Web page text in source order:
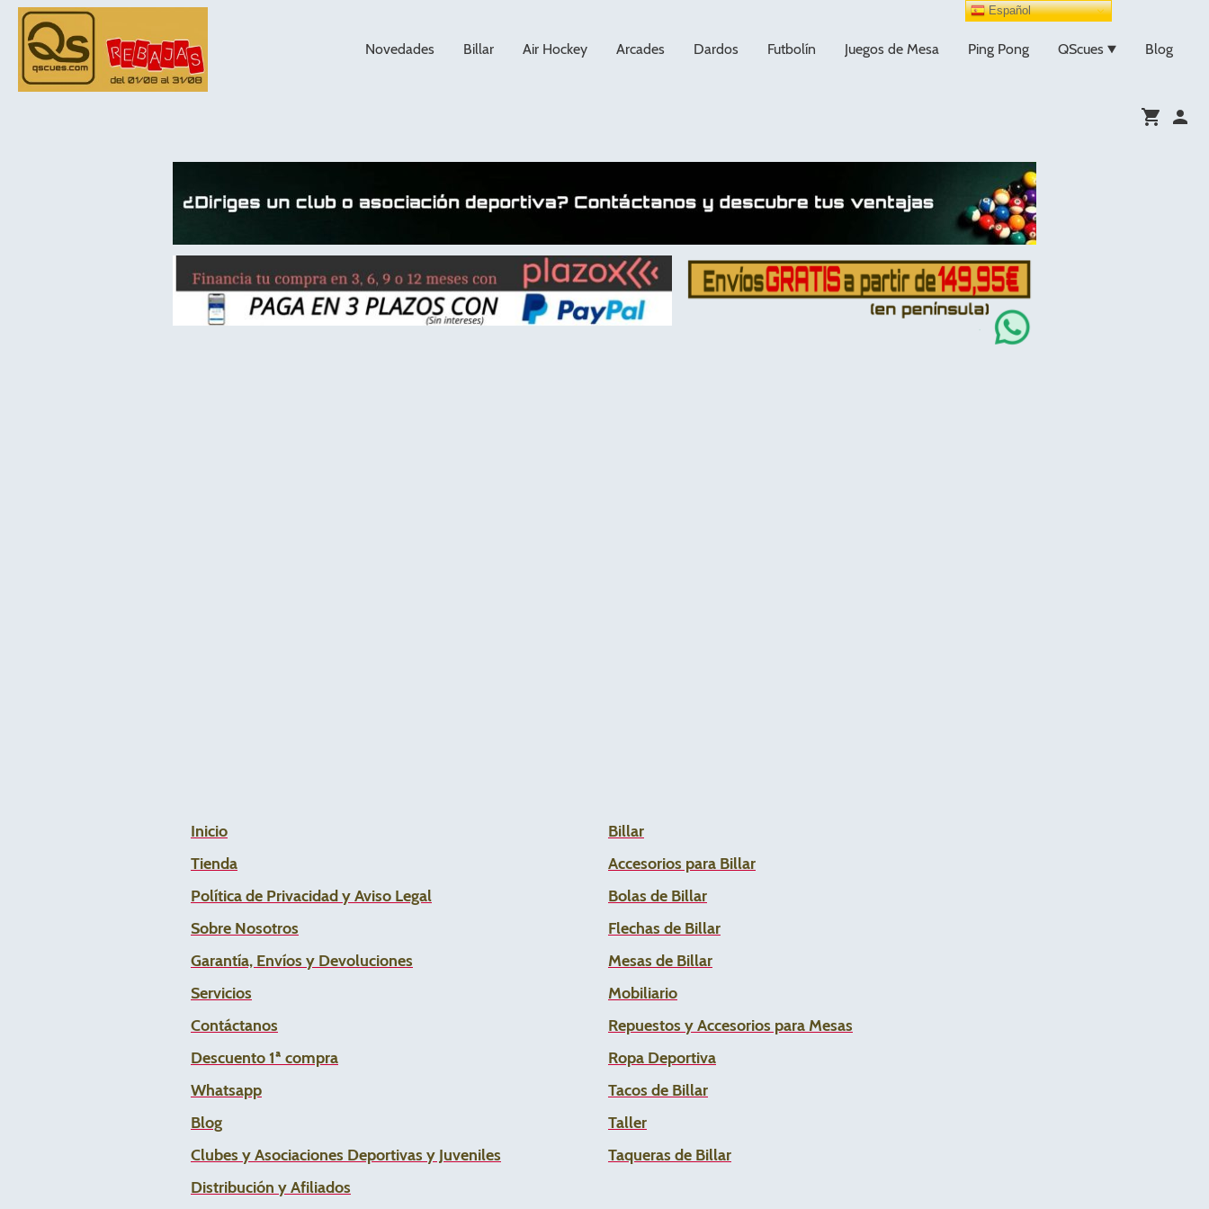
Novedades Billar Air Hockey Arcades Dardos Futbolín Juegos de Mesa Ping Pong QScues Blog
Inicio
Tienda
Política de Privacidad y Aviso Legal
Sobre Nosotros
Garantía, Envíos y Devoluciones
Servicios
Contáctanos
Descuento 1ª compra
Whatsapp
Blog
Clubes y Asociaciones Deportivas y Juveniles
Distribución y Afiliados
Billar
Accesorios para Billar
Bolas de Billar
Flechas de Billar
Mesas de Billar
Mobiliario
Repuestos y Accesorios para Mesas
Ropa Deportiva
Tacos de Billar
Taller
Taqueras de Billar
Español